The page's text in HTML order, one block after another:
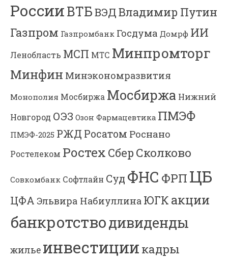
РоссииВТБВЭДВладимир Путин
Газпром Газпромбанк Госдума Домрф ИИ
Ленобласть МСП МТС Минпромторг
Минфин Минэкономразвития
Монополия Мосбиржа Мосбиржа Нижний
Новгород ОЭЗ Озон Фармацевтика ПМЭФ
ПМЭФ-2025 РЖД Росатом Роснано
Ростелеком Ростех Сбер Сколково
Совкомбанк Софтлайн Суд ФНС ФРП ЦБ
ЦФА Эльвира Набиуллина ЮГК акции
банкротстводивиденды
жилье инвестиции кадры